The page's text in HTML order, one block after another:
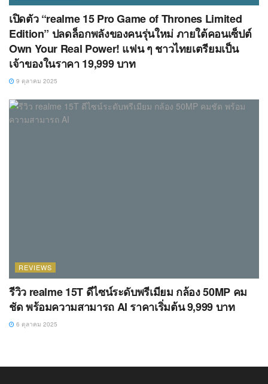
เปิดตัว “realme 15 Pro Game of Thrones Limited
Edition” ปลดล็อกพลังของคนรุ่นใหม่ ภายใต้คอนเซ็ปต์
Own Your Real Power! แฟน ๆ ชาวไทยเตรียมเป็น
เจ้าของในราคา 19,999 บาท
9 ตุลาคม 2025
REVIEWS
รีวิว realme 15T ดีไซน์ระดับพรีเมียม กล้อง 50MP คม
ชัด พร้อมความสามารถ AI ราคาเริ่มต้น 9,999 บาท
6 ตุลาคม 2025